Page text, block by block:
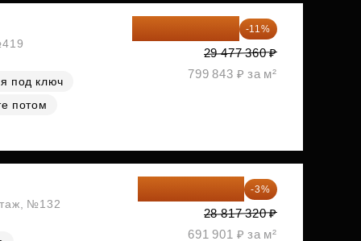
под ключ
потом
-11%
29 477 360 ₽
799 843 ₽ за м²
№132
27 952 800 ₽ -3%
28 817 320 ₽
691 901 ₽ за м²